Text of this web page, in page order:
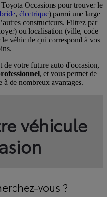
Occasions pour trouver le
, électrique) parmi une large
constructeurs. Filtrez par
ou localisation (ville, code
véhicule qui correspond à vos
de votre future auto d'occasion,
, et vous permet de
à de nombreux avantages.
véhicule
vous ?